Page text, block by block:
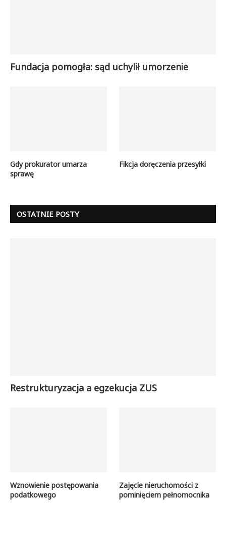
Fundacja pomogła: sąd uchylił umorzenie
Gdy prokurator umarza
sprawę
Fikcja doręczenia przesyłki
OSTATNIE POSTY
Restrukturyzacja a egzekucja ZUS
Wznowienie postępowania
podatkowego
Zajęcie nieruchomości z
pominięciem pełnomocnika